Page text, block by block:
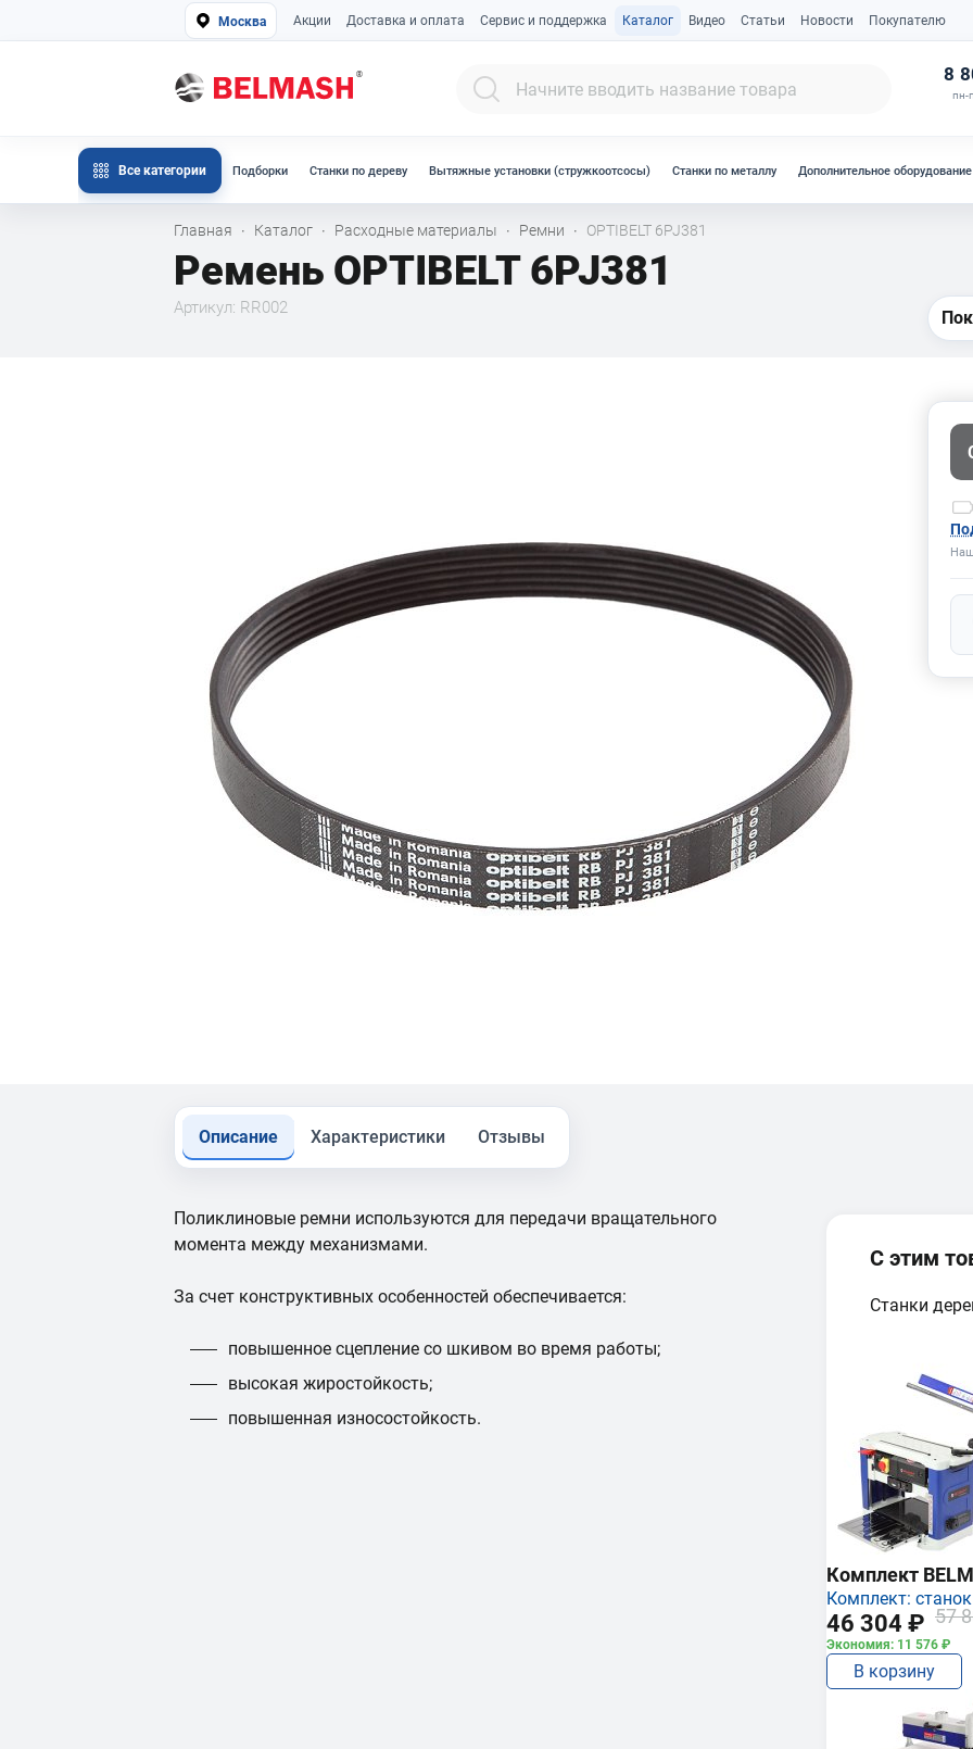
Москва Акции Доставка и оплата Сервис и поддержка Каталог Видео Статьи Новости Покупателю
8
пн-
Все категории Подборки Станки по дереву Вытяжные установки (стружкоотсосы) Станки по металлу Дополнительное оборудование
Главная · Каталог · Расходные материалы · Ремни · OPTIBELT 6PJ381
Ремень OPTIBELT 6PJ381
Артикул: RR002
Описание Характеристики Отзывы
Поликлиновые ремни используются для передачи вращательного
момента между механизмами.
За счет конструктивных особенностей обеспечивается:
повышенное сцепление со шкивом во время работы;
высокая жиростойкость;
повышенная износостойкость.
С этим
Станки
Комплект
Комплект:
46 304 ₽ 57
Экономия: 11 576 ₽
В корзину